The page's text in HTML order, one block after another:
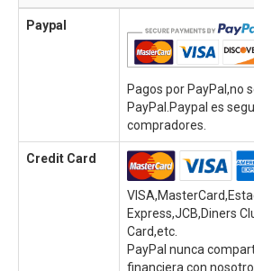
Paypal
Pagos por PayPal,no
PayPal.Paypal es
compradores.
Credit Card
Express,JCB,Diners
Card,etc.
PayPal nunca
financiera con